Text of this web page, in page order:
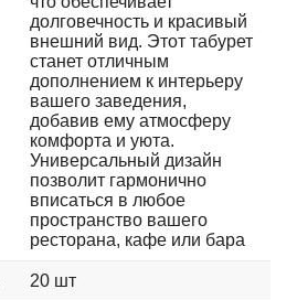
долговечность и красивый
внешний вид. Этот табурет
станет отличным
дополнением к интерьеру
вашего заведения,
добавив ему атмосферу
комфорта и уюта.
Универсальный дизайн
позволит гармонично
вписаться в любое
пространство вашего
ресторана, кафе или бара
20 шт